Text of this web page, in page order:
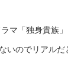
マ「独身貴族
いのでリアルだ